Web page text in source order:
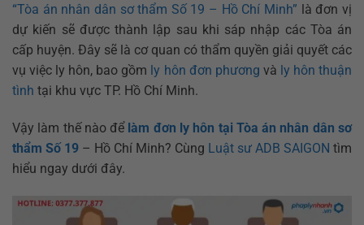
“Tòa án nhân dân sơ thẩm Số 19 – Hồ Chí Minh” là đơn vị
dự kiến sẽ được thành lập sau khi sáp nhập các Tòa án
cấp huyện. Đây sẽ là cơ quan có thẩm quyền giải quyết các
vụ việc ly hôn, bao gồm ly hôn đơn phương và ly hôn thuận
tình tại khu vực TP. Hồ Chí Minh.
Vậy làm thế nào để làm đơn ly hôn tại Tòa án nhân dân sơ
thẩm Số 19 – Hồ Chí Minh? Cùng Luật sư ADB SAIGON tìm
hiểu ngay dưới đây.